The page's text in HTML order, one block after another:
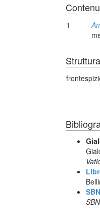
1
Struttura
SBN